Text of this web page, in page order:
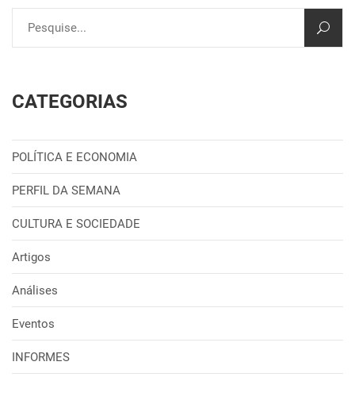
CATEGORIAS
POLÍTICA E ECONOMIA
PERFIL DA SEMANA
CULTURA E SOCIEDADE
Artigos
Análises
Eventos
INFORMES